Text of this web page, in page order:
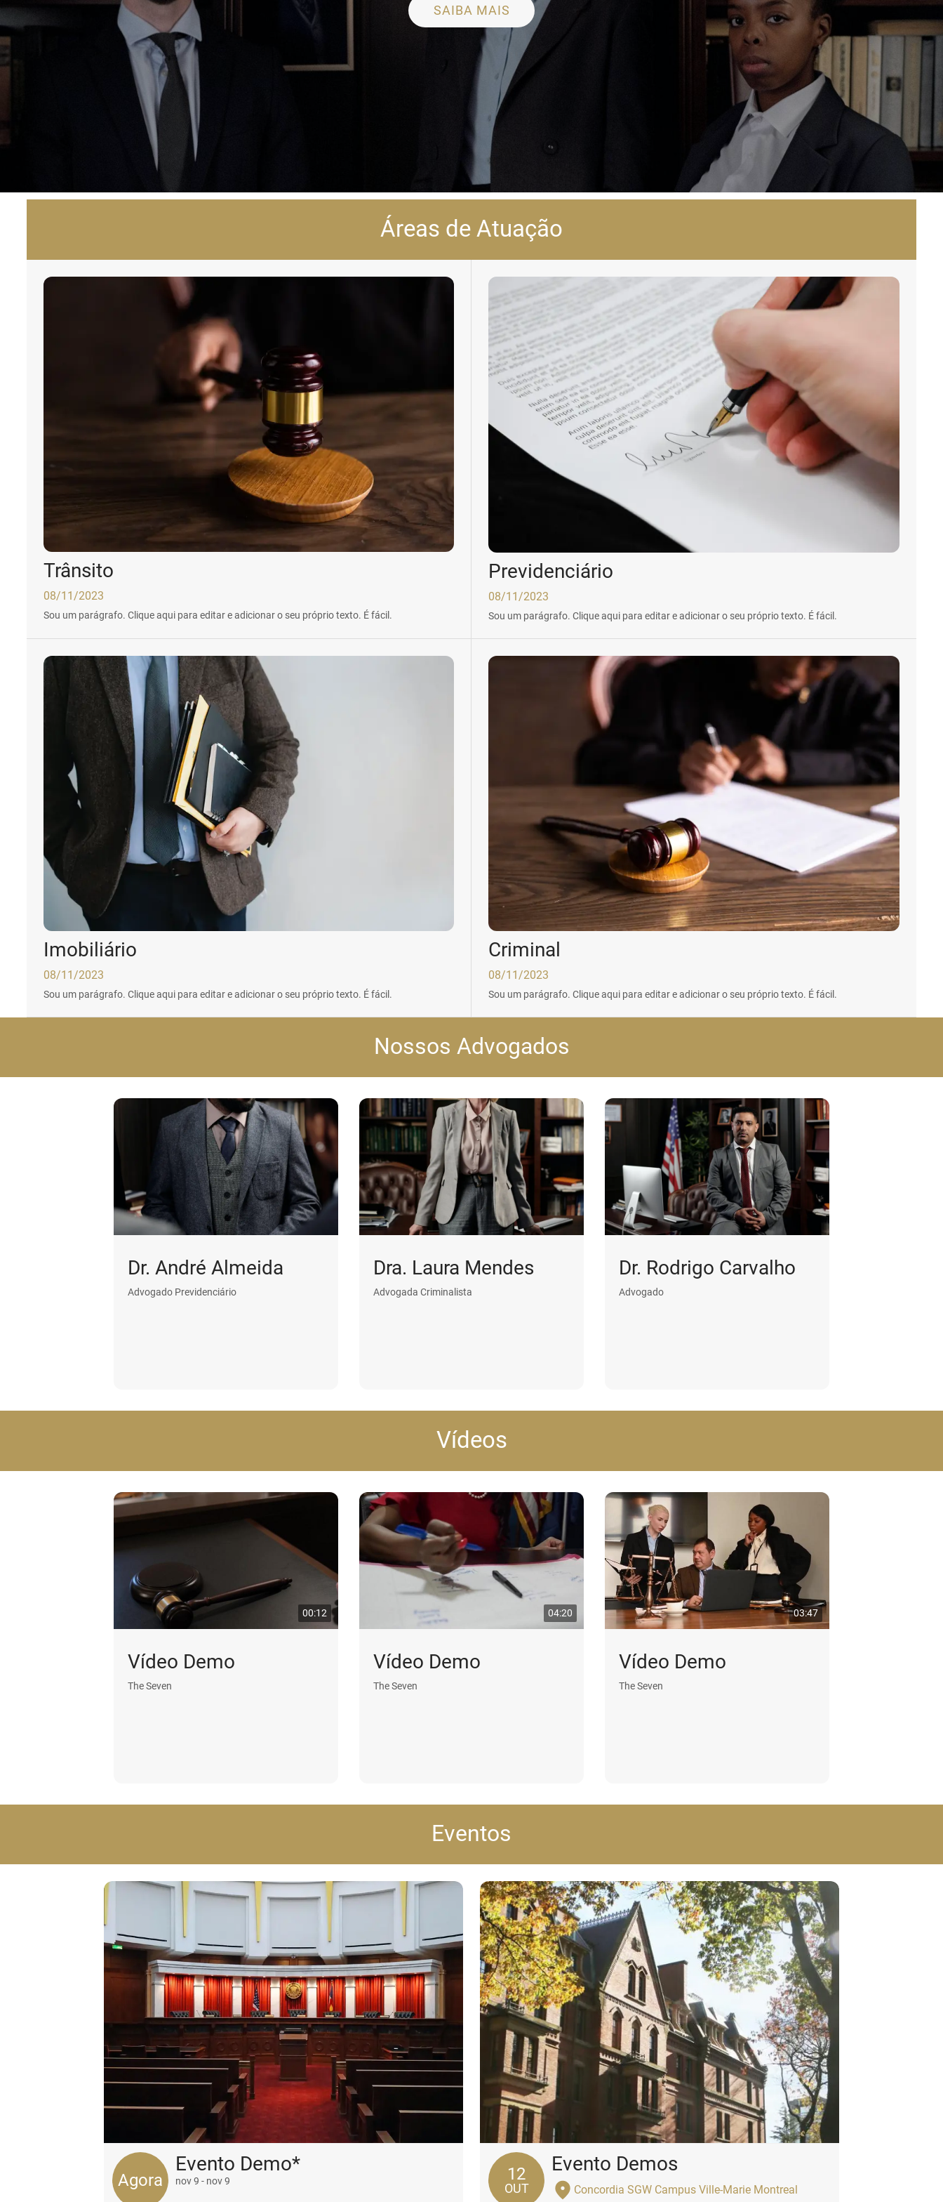
SAIBA MAIS
Áreas de Atuação
Trânsito
08/11/2023
Sou um parágrafo. Clique aqui para editar e adicionar o seu próprio texto. É fácil.
Previdenciário
08/11/2023
Sou um parágrafo. Clique aqui para editar e adicionar o seu próprio texto. É fácil.
Imobiliário
08/11/2023
Sou um parágrafo. Clique aqui para editar e adicionar o seu próprio texto. É fácil.
Criminal
08/11/2023
Sou um parágrafo. Clique aqui para editar e adicionar o seu próprio texto. É fácil.
Nossos Advogados
Dr. André Almeida
Advogado Previdenciário
Dra. Laura Mendes
Advogada Criminalista
Dr. Rodrigo Carvalho
Advogado
Vídeos
00:12
Vídeo Demo
The Seven
04:20
Vídeo Demo
The Seven
03:47
Vídeo Demo
The Seven
Eventos
Agora
Evento Demo*
nov 9 - nov 9 12
OUT
Evento Demos
Concordia SGW Campus Ville-Marie Montreal